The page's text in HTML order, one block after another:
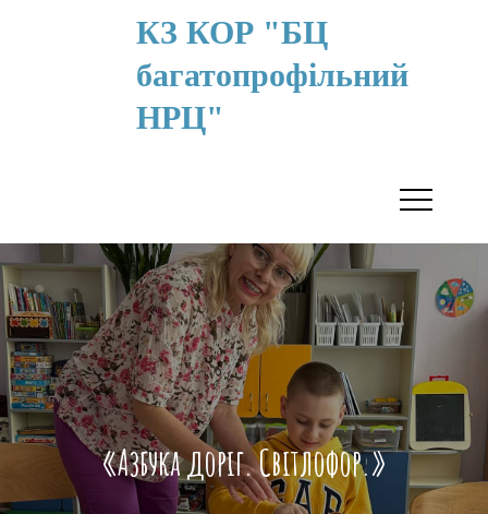
КЗ КОР "БЦ
багатопрофільний
НРЦ"
«Азбука доріг. Світлофор.»